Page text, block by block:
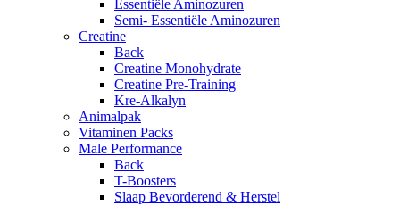
Essentiële Aminozuren
Semi- Essentiële Aminozuren
Creatine
Back
Creatine Monohydrate
Creatine Pre-Training
Kre-Alkalyn
Animalpak
Vitaminen Packs
Male Performance
Back
T-Boosters
Slaap Bevorderend & Herstel